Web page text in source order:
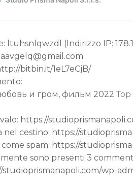
ltuhsnlqwzdl (Indirizzo IP:
aavgelq@gmail.com
bitbin.it/1eL7eCjB/
и гром, фильм 2022
https://
nel cestino: https://
come spam: https://
sono presenti 3
studioprismanapoli.com/wp-